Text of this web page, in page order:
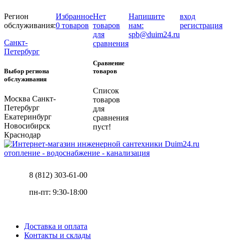
Регион
обслуживания:
Санкт-
Петербург
Выбор региона
обслуживания
Москва Санкт-
Петербург
Екатеринбург
Новосибирск
Краснодар
Избранное
0 товаров
Нет
товаров
для
сравнения
Сравнение
товаров
Список
товаров
для
сравнения
пуст!
Напишите
нам:
spb@duim24.ru
вход
регистрация
отопление - водоснабжение - канализация
8 (812) 303-61-00
пн-пт: 9:30-18:00
Доставка и оплата
Контакты и склады